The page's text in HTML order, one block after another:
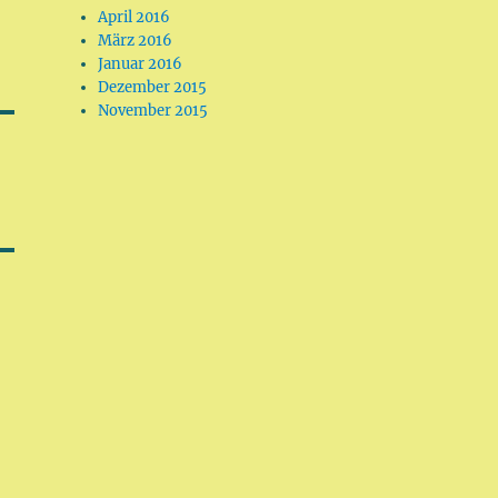
April 2016
März 2016
Januar 2016
Dezember 2015
November 2015